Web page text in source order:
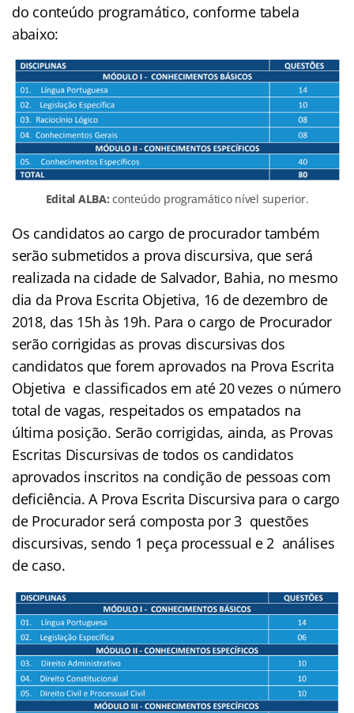
do conteúdo programático, conforme tabela
abaixo:
Edital ALBA: conteúdo programático nível superior.
Os candidatos ao cargo de procurador também
serão submetidos a prova discursiva, que será
realizada na cidade de Salvador, Bahia, no mesmo
dia da Prova Escrita Objetiva, 16 de dezembro de
2018, das 15h às 19h. Para o cargo de Procurador
serão corrigidas as provas discursivas dos
candidatos que forem aprovados na Prova Escrita
Objetiva e classificados em até 20 vezes o número
total de vagas, respeitados os empatados na
última posição. Serão corrigidas, ainda, as Provas
Escritas Discursivas de todos os candidatos
aprovados inscritos na condição de pessoas com
deficiência. A Prova Escrita Discursiva para o cargo
de Procurador será composta por 3 questões
discursivas, sendo 1 peça processual e 2 análises
de caso.